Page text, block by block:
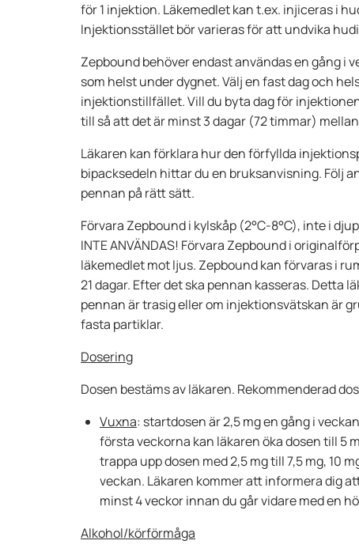
för 1 injektion. Läkemedlet kan t.ex. injiceras i
Injektionsstället bör varieras för att undvika
Zepbound behöver endast användas en gång i
som helst under dygnet. Välj en fast dag och
injektionstillfället. Vill du byta dag för
till så att det är minst 3 dagar (72 timmar)
Läkaren kan förklara hur den förfyllda
bipacksedeln hittar du en bruksanvisning. Följ
pennan på rätt sätt.
Förvara Zepbound i kylskåp (2°C-8°C), inte i
INTE ANVÄNDAS! Förvara Zepbound i
läkemedlet mot ljus. Zepbound kan förvaras i
21 dagar. Efter det ska pennan kasseras. Detta
pennan är trasig eller om injektionsvätskan är
fasta partiklar.
Dosering
Dosen bestäms av läkaren. Rekommenderad
Vuxna: startdosen är 2,5 mg en gång i
första veckorna kan läkaren öka dosen till 5
trappa upp dosen med 2,5 mg till 7,5 mg, 10
veckan. Läkaren kommer att informera dig
minst 4 veckor innan du går vidare med en
Alkohol/körförmåga